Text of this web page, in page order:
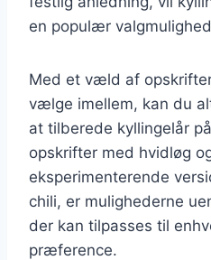
en populær
Med et væld af
vælge imellem, kan du
at tilberede kyllingelår
opskrifter med hvidløg
eksperimenterende
chili, er mulighederne
der kan tilpasses til
præference.